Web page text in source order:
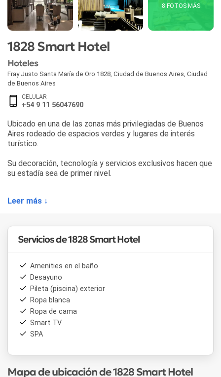
8 FOTOS MÁS
1828 Smart Hotel
Hoteles
Fray Justo Santa María de Oro 1828 Ciudad de Buenos Aires Ciudad
de Buenos Aires
CELULAR
+54 9 11 56047690
Ubicado en una de las zonas más privilegiadas de Buenos
Aires rodeado de espacios verdes y lugares de interés
turístico.
Su decoración, tecnología y servicios exclusivos hacen que
su estadía sea de primer nivel.
Leer más ↓
Servicios de 1828 Smart Hotel
Amenities en el baño
Desayuno
Pileta (piscina) exterior
Ropa blanca
Ropa de cama
Smart TV
SPA
Mapa de ubicación de 1828 Smart Hotel